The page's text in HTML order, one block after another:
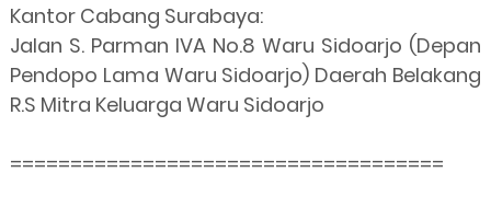
Kantor Cabang Surabaya:
Jalan S. Parman IVA No.8 Waru Sidoarjo (Depan
Pendopo Lama Waru Sidoarjo) Daerah Belakang
R.S Mitra Keluarga Waru Sidoarjo
====================================